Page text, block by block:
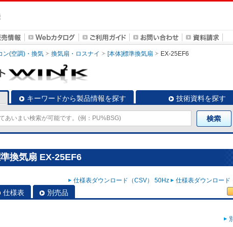
ン(空調)・換気 換気扇・ロスナイ [本体]標準換気扇 EX-25EF6
キーワードから製品情報を探す 技術資料を探す
換気扇 EX-25EF6
仕様表ダウンロード（CSV） 50Hz 仕様表ダウンロード
仕様表 別売品